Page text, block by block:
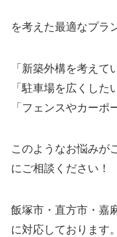
を考えた最適なプラ
「新築外構を考えて
「駐車場を広くした
「フェンスやカーポ
このようなお悩みが
にご相談ください！
飯塚市・直方市・嘉
に対応しております。